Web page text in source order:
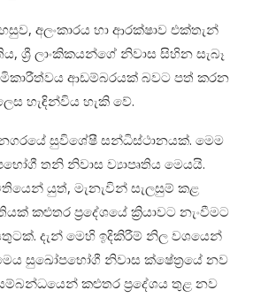
අලංකාරය හා ආරක්ෂාව එක්තැන්
ශ්‍රී ලාංකිකයන්ගේ නිවාස සිහින සැබෑ
ආඩම්බරයක් බවට පත් කරන
හැඳින්විය හැකි වේ.
නගරයේ සුවිශේෂී සන්ධිස්ථානයක්. මෙම
තනි නිවාස ව්‍යාපෘතිය මෙයයි.
යුත්, මැනැවින් සැලසුම් කළ
කළුතර ප්‍රදේශයේ ක්‍රියාවට නැංවීමට
දැන් මෙහි ඉදිකිරීම් නිල වශයෙන්
සුඛෝපභෝගී නිවාස ක්ෂේත්‍රයේ නව
කළුතර ප්‍රදේශය තුළ නව